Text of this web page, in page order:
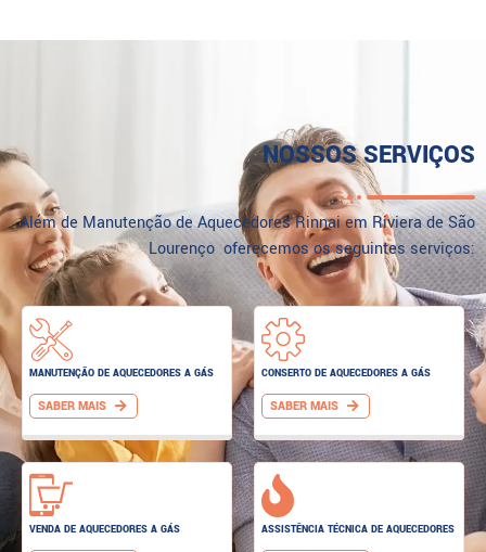
NOSSOS SERVIÇOS
Além de Manutenção de Aquecedores Rinnai em Riviera de São
Lourenço oferecemos os seguintes serviços:
MANUTENÇÃO DE AQUECEDORES A GÁS
SABER MAIS
VENDA DE AQUECEDORES A GÁS
CONSERTO DE AQUECEDORES A GÁS
SABER MAIS
ASSISTÊNCIA TÉCNICA DE AQUECEDORES